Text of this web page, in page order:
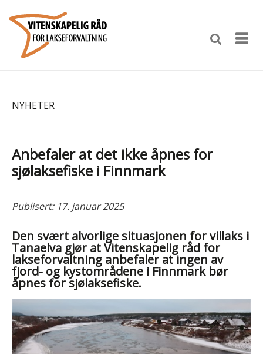
NYHETER
Anbefaler at det ikke åpnes for
sjølaksefiske i Finnmark
Publisert: 17. januar 2025
Den svært alvorlige situasjonen for villaks i
Tanaelva gjør at Vitenskapelig råd for
lakseforvaltning anbefaler at ingen av
fjord- og kystområdene i Finnmark bør
åpnes for sjølaksefiske.